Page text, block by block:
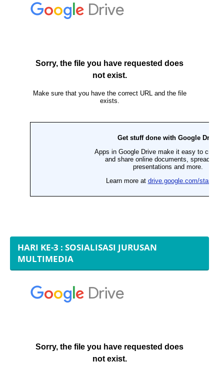
HARI KE-3 : SOSIALISASI JURUSAN
MULTIMEDIA